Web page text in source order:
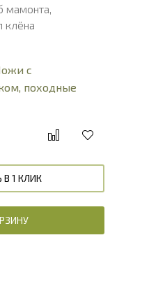
мамонта,
клёна
с
, походные
В 1 КЛИК